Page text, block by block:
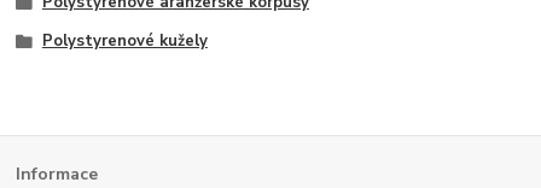
Polystyrenové kužely
Informace